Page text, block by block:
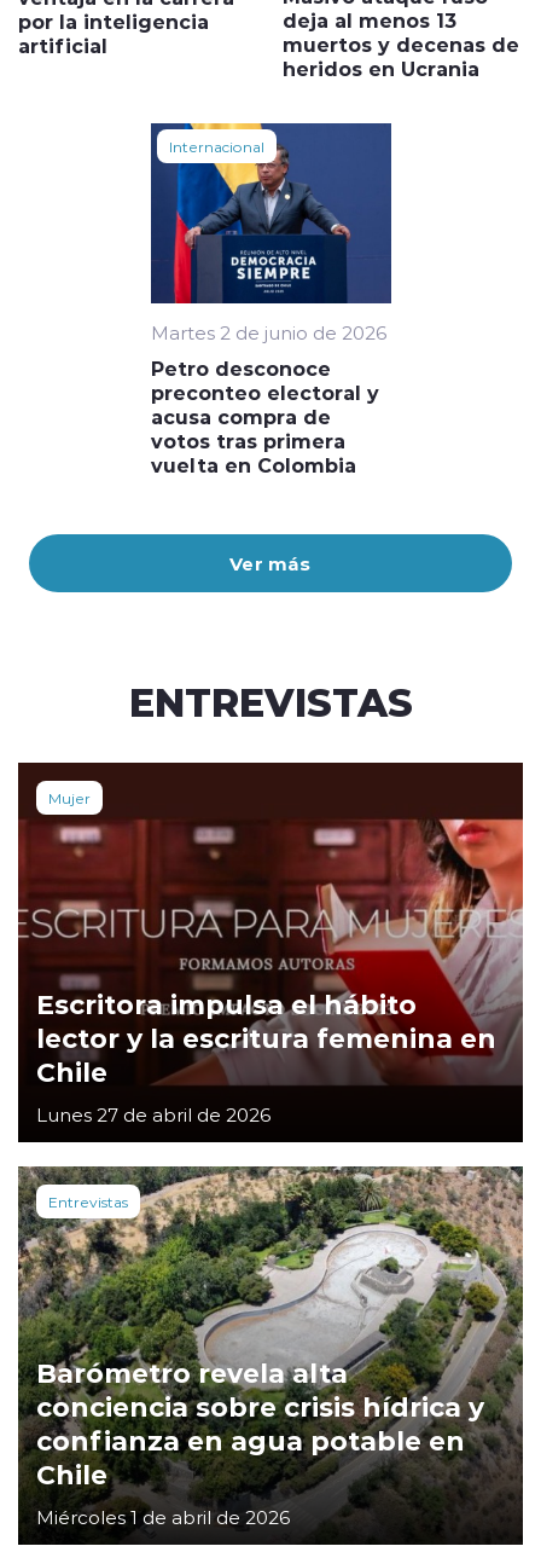
Ver más
por la inteligencia
artificial
deja al menos 13
muertos y decenas de
heridos en Ucrania
Internacional
Martes 2 de junio de 2026
Petro desconoce
preconteo electoral y
acusa compra de
votos tras primera
vuelta en Colombia
ENTREVISTAS
Mujer
Escritora impulsa el hábito
lector y la escritura femenina en
Chile
Lunes 27 de abril de 2026
Entrevistas
Barómetro revela alta
conciencia sobre crisis hídrica y
confianza en agua potable en
Chile
Miércoles 1 de abril de 2026